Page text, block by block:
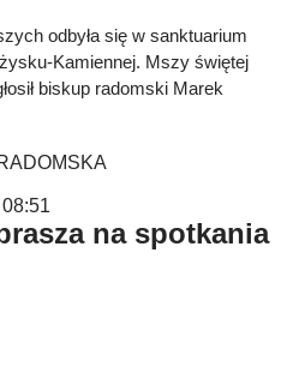
odbyła się w sanktuarium
Kamiennej. Mszy świętej
biskup radomski Marek
na spotkania